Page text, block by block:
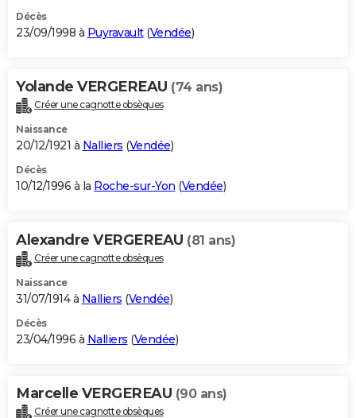
Décès
23/09/1998 à Puyravault(Vendée)
Yolande VERGEREAU (74 ans)
Créer une cagnotte obsèques
Naissance
20/12/1921 à Nalliers (Vendée)
Décès
10/12/1996 à la Roche-sur-Yon (Vendée)
Alexandre VERGEREAU (81 ans)
Créer une cagnotte obsèques
Naissance
31/07/1914 à Nalliers (Vendée)
Décès
23/04/1996 à Nalliers (Vendée)
Marcelle VERGEREAU (90 ans)
Créer une cagnotte obsèques